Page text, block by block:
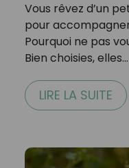
Vous rêvez d’un
pour
Pourquoi ne pas
Bien choisies, elles…
LIRE LA SUITE